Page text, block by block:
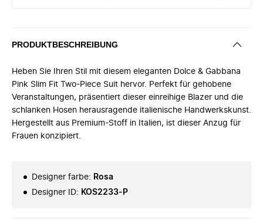
PRODUKTBESCHREIBUNG
Heben Sie Ihren Stil mit diesem eleganten Dolce & Gabbana
Pink Slim Fit Two-Piece Suit hervor. Perfekt für gehobene
Veranstaltungen, präsentiert dieser einreihige Blazer und die
schlanken Hosen herausragende italienische Handwerkskunst.
Hergestellt aus Premium-Stoff in Italien, ist dieser Anzug für
Frauen konzipiert.
Designer farbe: Rosa
Designer ID: KOS2233-P